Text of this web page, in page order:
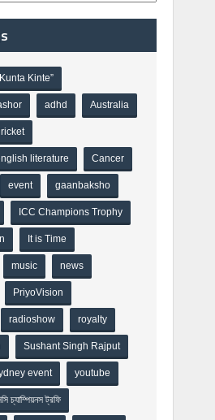
Kinte”
adhd Australia
literature Cancer
event gaanbaksho
ICC Champions Trophy
It is Time
music news
PriyoVision
radioshow royalty
Sushant Singh Rajput
event youtube
চ্যাম্পিয়নস ট্রফি